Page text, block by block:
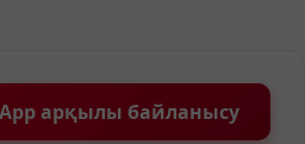
арқылы байланысу